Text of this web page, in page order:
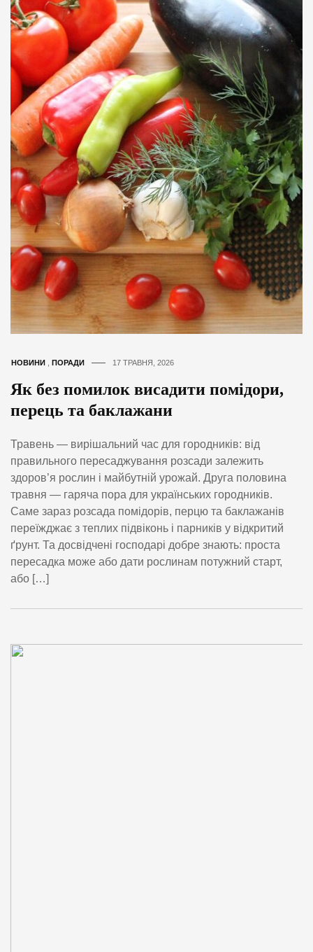
НОВИНИ ПОРАДИ 17 ТРАВНЯ, 2026
Як без помилок висадити помідори,
перець та баклажани
Травень — вирішальний час для городників: від
правильного пересаджування розсади залежить
здоров’я рослин і майбутній урожай. Друга половина
травня — гаряча пора для українських городників.
Саме зараз розсада помідорів, перцю та баклажанів
переїжджає з теплих підвіконь і парників у відкритий
ґрунт. Та досвідчені господарі добре знають: проста
пересадка може або дати рослинам потужний старт,
або […]